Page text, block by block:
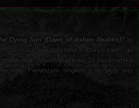
Dying Sun (Dawn of Ashen Realms)” to
Nicklasa Rudolfssona, który sam go
Album ukaże się 24 października
. Pierwszym singlem z tej płyty jest